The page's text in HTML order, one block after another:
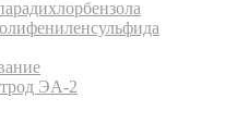
ЭА-2